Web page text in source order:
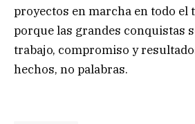
proyectos en marcha en todo
porque las grandes conquistas
trabajo, compromiso y
hechos, no palabras.